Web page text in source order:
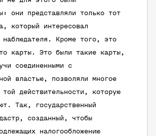
они представляли только тот
который интересовал
наблюдателя. Кроме того, это
карты. Это были такие карты,
соединенными с
властью, позволяли многое
той действительности, которую
Так, государственный
созданный, чтобы
налогообложению